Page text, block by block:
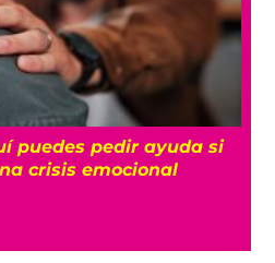
alcaldes de Veracruz
votación del Congreso